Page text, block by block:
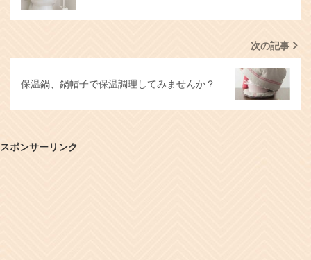
次の記事
保温鍋、鍋帽子で保温調理してみませんか？
スポンサーリンク